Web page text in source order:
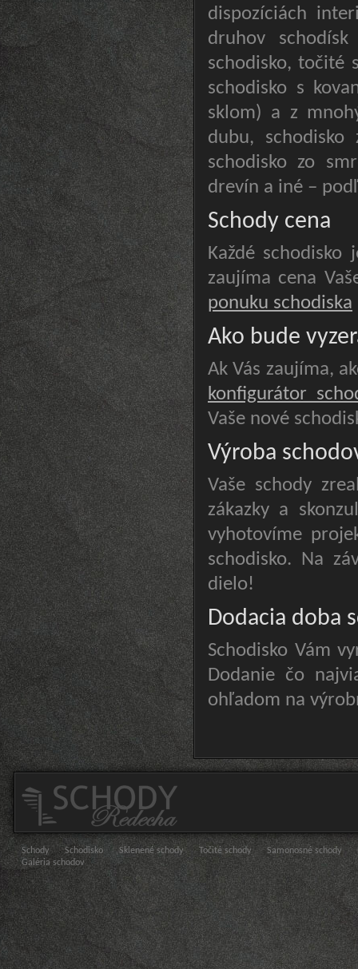
dispozíciách
druhov
schodisko, točité
schodisko s
sklom) a z
dubu, schodisko
schodisko zo
drevín a iné –
Schody cena
Každé
zaujíma cena
ponuku schodiska
Ako bude
Ak Vás zaujíma,
konfigurátor
Vaše nové
Výroba
Vaše schody
zákazky a
vyhotovíme
schodisko. Na
dielo!
Dodacia doba
Schodisko Vám
Dodanie čo
ohľadom na
Schody Schodisko Sklenené schody Točité schody Samonosné schody
Galéria schodov